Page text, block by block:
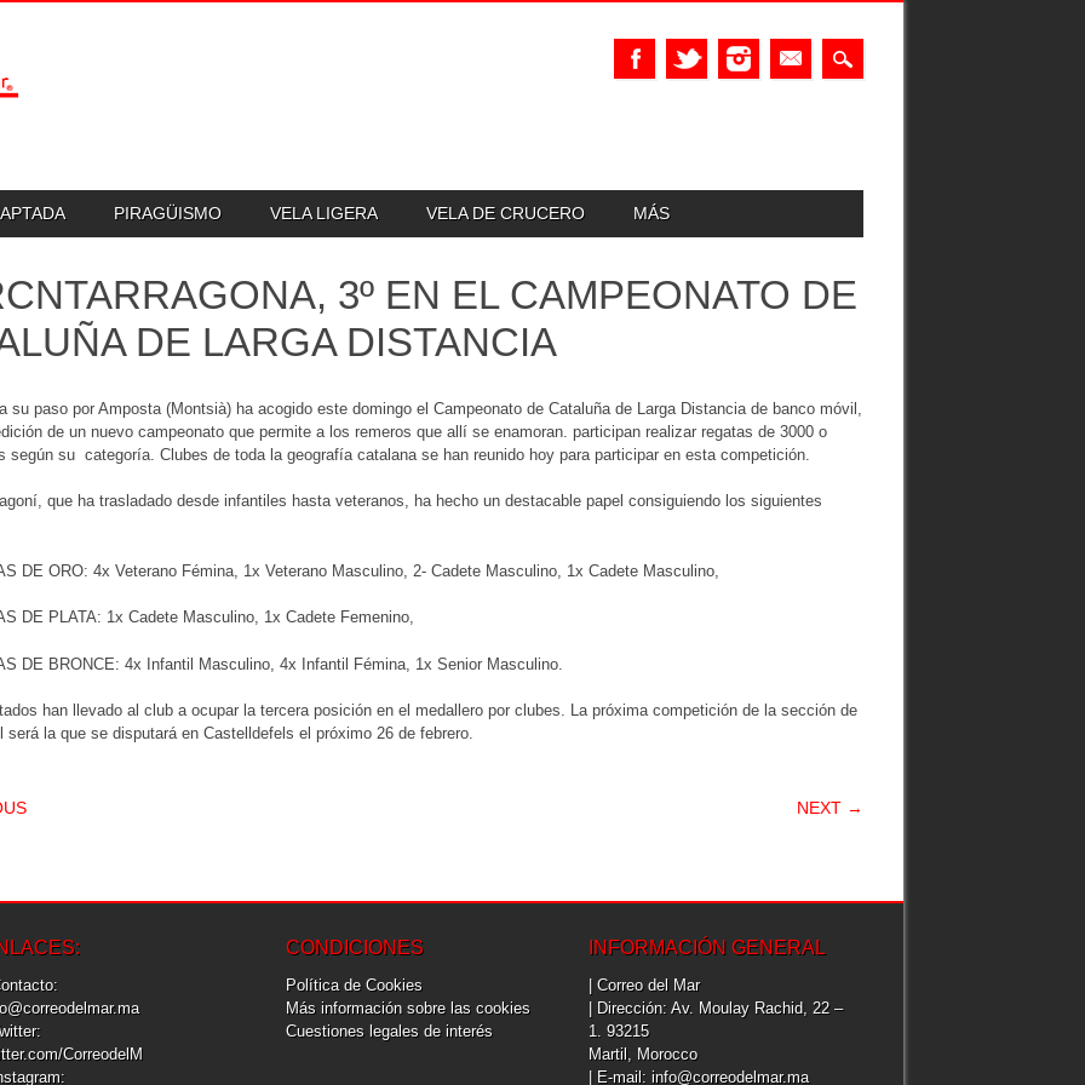
PIRAGÜISMO VELA LIGERA VELA DE CRUCERO MÁS
3º EN EL CAMPEONATO DE
DE LARGA DISTANCIA
su paso por Amposta (Montsià) ha acogido este domingo el Campeonato de Cataluña de Larga Distancia de banco móvil,
de un nuevo campeonato que permite a los remeros que allí se enamoran. participan realizar regatas de 3000 o
según su categoría. Clubes de toda la geografía catalana se han reunido hoy para participar en esta competición.
que ha trasladado desde infantiles hasta veteranos, ha hecho un destacable papel consiguiendo los siguientes
DE ORO: 4x Veterano Fémina, 1x Veterano Masculino, 2- Cadete Masculino, 1x Cadete Masculino,
DE PLATA: 1x Cadete Masculino, 1x Cadete Femenino,
DE BRONCE: 4x Infantil Masculino, 4x Infantil Fémina, 1x Senior Masculino.
han llevado al club a ocupar la tercera posición en el medallero por clubes. La próxima competición de la sección de
será la que se disputará en Castelldefels el próximo 26 de febrero.
NAVIGATION NEXT →
CorreodelM
CONDICIONES
Política de Cookies
Más información sobre las cookies
Cuestiones legales de interés
INFORMACIÓN GENERAL
| Correo del Mar
| Dirección: Av. Moulay Rachid, 22 –
1. 93215
Martil, Morocco
| E-mail: info@correodelmar.ma